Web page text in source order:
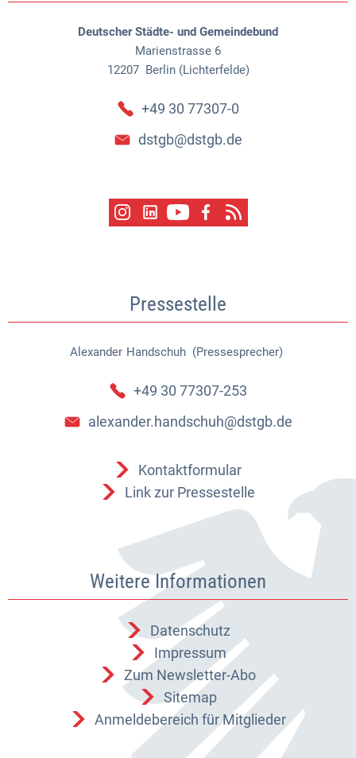
Deutscher Städte- und Gemeindebund
Marienstrasse 6
12207 Berlin (Lichterfelde)
+49 30 77307-0
dstgb@dstgb.de
Pressestelle
Alexander Handschuh (Pressesprecher)
Alexander Handschuh
+49 30 77307-253
alexander.handschuh@dstgb.de
Kontaktformular
Link zur Pressestelle
Weitere Informationen
Datenschutz
Impressum
Zum Newsletter-Abo
Sitemap
Anmeldebereich für Mitglieder